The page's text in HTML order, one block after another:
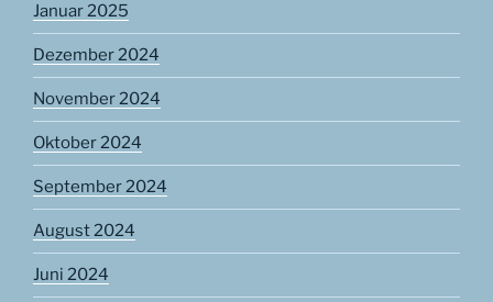
Januar 2025
Dezember 2024
November 2024
Oktober 2024
September 2024
August 2024
Juni 2024